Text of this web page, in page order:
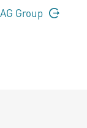
Group